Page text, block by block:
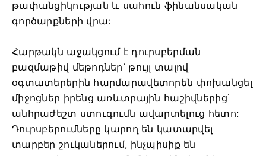
թափանցիկության և սահուն ֆինանսական
գործարքների վրա:
Հարթակն աջակցում է դուրսբերման
բազմաթիվ մեթոդներ՝ թույլ տալով
օգտատերերին հարմարավետորեն փոխանցել
միջոցներ իրենց առևտրային հաշիվներից՝
անհրաժեշտ ստուգումն ավարտելուց հետո:
Դուրսբերումները կարող են կատարվել
տարբեր շուկաներում, ինչպիսիք են